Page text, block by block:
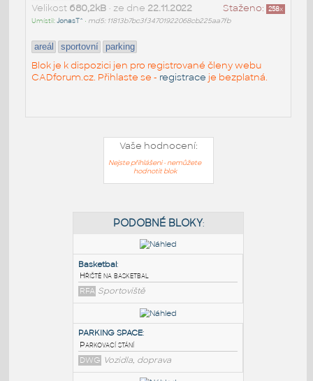
Staženo: 258x
Velikost 680,2kB• ze dne 22.11.2022
Umístil:JonasT^ • md5: 11813b7bc3f34701922068cb225aa7fb
areál sportovní parking
Blok je k dispozici jen pro registrované členy webu
CADforum.cz. Přihlaste se - registrace je bezplatná.
Vaše hodnocení:
Nejste přihlášeni - nemůžete
hodnotit blok
PODOBNÉ BLOKY